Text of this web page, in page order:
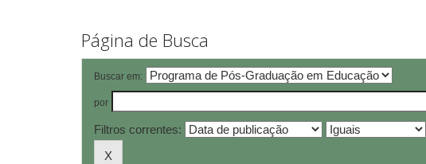
Página de Busca
Buscar em:
por
Filtros correntes: